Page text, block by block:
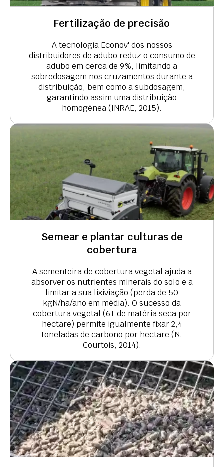
Fertilização de precisão
A tecnologia Econov' dos nossos
distribuidores de adubo reduz o consumo de
adubo em cerca de 9%, limitando a
sobredosagem nos cruzamentos durante a
distribuição, bem como a subdosagem,
garantindo assim uma distribuição
homogénea (INRAE, 2015).
Semear e plantar culturas de
cobertura
A sementeira de cobertura vegetal ajuda a
absorver os nutrientes minerais do solo e a
limitar a sua lixiviação (perda de 50
kgN/ha/ano em média). O sucesso da
cobertura vegetal (6T de matéria seca por
hectare) permite igualmente fixar 2,4
toneladas de carbono por hectare (N.
Courtois, 2014).